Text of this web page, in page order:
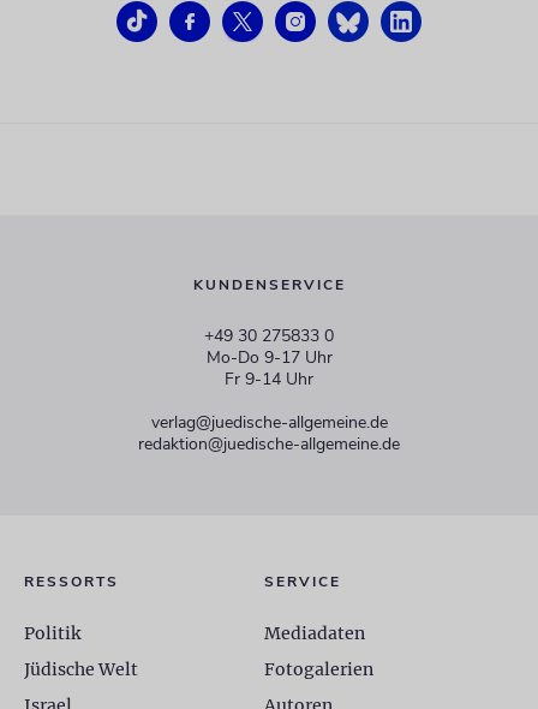
KUNDENSERVICE
+49 30 275833 0
Mo-Do 9-17 Uhr
Fr 9-14 Uhr
verlag@juedische-allgemeine.de
redaktion@juedische-allgemeine.de
RESSORTS
Politik
Jüdische Welt
SERVICE
Mediadaten
Fotogalerien